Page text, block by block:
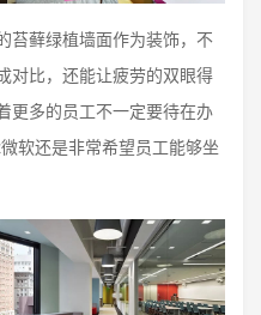
苔藓绿植墙面作为装饰，不
对比，还能让疲劳的双眼得
更多的员工不一定要待在办
软还是非常希望员工能够坐